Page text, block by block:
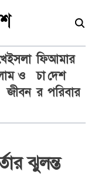
ইসলা
ম ও
জীবন
ফি
চা
র
আমার
দেশ
পরিবার
ঝুলন্ত